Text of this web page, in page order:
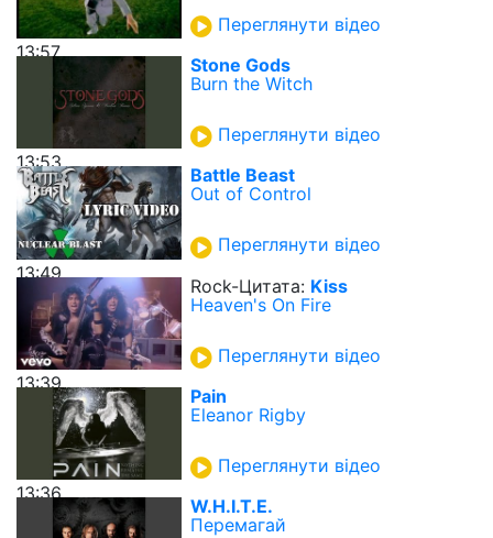
13:57
Переглянути відео
13:53
Stone Gods
Burn the Witch
Переглянути відео
13:49
Battle Beast
Out of Control
Переглянути відео
13:39
Rock-Цитата: Kiss
Heaven's On Fire
Переглянути відео
13:36
Pain
Eleanor Rigby
Переглянути відео
W.H.I.T.E.
Перемагай